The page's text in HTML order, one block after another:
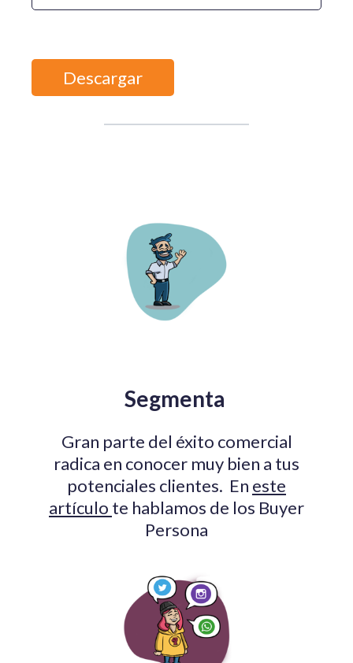
Segmenta
Gran parte del éxito comercial
radica en conocer muy bien a tus
potenciales clientes. En este
artículo te hablamos de los Buyer
Persona